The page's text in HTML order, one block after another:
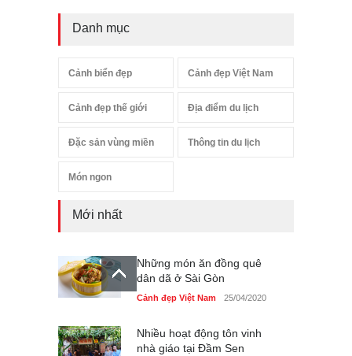
Danh mục
Cảnh biển đẹp Cảnh đẹp Việt Nam
Cảnh đẹp thế giới Địa điểm du lịch
Đặc sản vùng miền Thông tin du lịch
Món ngon
Mới nhất
Những món ăn đồng quê
dân dã ở Sài Gòn
Cảnh đẹp Việt Nam 25/04/2020
Nhiều hoạt động tôn vinh
nhà giáo tại Đầm Sen